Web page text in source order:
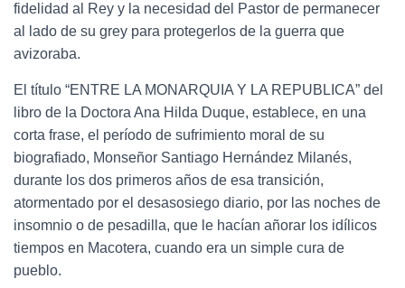
fidelidad al Rey y la necesidad del Pastor de permanecer
al lado de su grey para protegerlos de la guerra que
avizoraba.
El título “ENTRE LA MONARQUIA Y LA REPUBLICA” del
libro de la Doctora Ana Hilda Duque, establece, en una
corta frase, el período de sufrimiento moral de su
biografiado, Monseñor Santiago Hernández Milanés,
durante los dos primeros años de esa transición,
atormentado por el desasosiego diario, por las noches de
insomnio o de pesadilla, que le hacían añorar los idílicos
tiempos en Macotera, cuando era un simple cura de
pueblo.